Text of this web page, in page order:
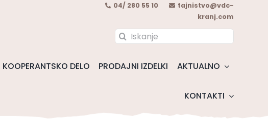
04/ 280 55 10
tajnistvo@vdc-
kranj.com
Search
KOOPERANTSKO DELO PRODAJNI IZDELKI AKTUALNO
KONTAKTI